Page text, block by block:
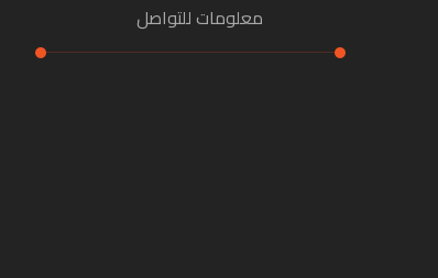
معلومات للتواصل